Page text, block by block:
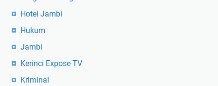
Hotel Jambi
Hukum
Jambi
Kerinci Expose TV
Kriminal